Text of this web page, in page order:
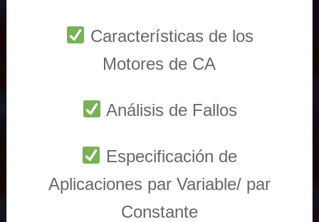
Características de los
Motores de CA
Análisis de Fallos
Especificación de
Aplicaciones par Variable/ par
Constante